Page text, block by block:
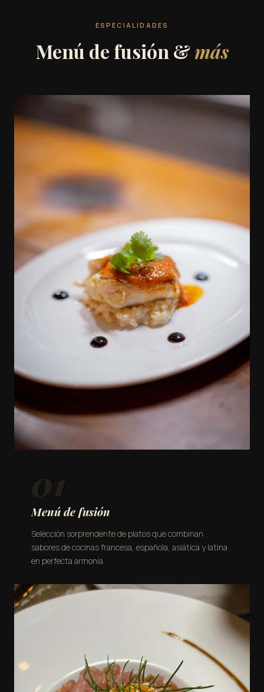
ESPECIALIDADES
Menú de fusión & más
Menú de fusión
Selección sorprendente de platos que combinan
sabores de cocinas francesa, española, asiática y latina
en perfecta armonía.